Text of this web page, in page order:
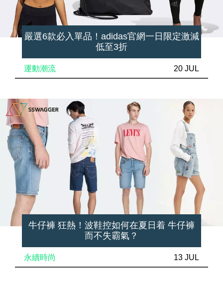
嚴選6款必入單品！adidas官網一日限定激減
低至3折
運動潮流 20 JUL
牛仔褲 狂熱！波鞋控如何在夏日着 牛仔褲
而不失霸氣？
永續時尚 13 JUL